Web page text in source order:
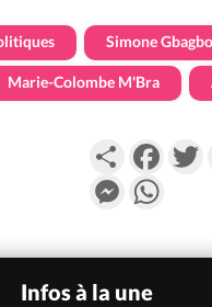
Simone Gbagbo
Marie-Colombe M'Bra
Partager
Messenger
Infos à la une